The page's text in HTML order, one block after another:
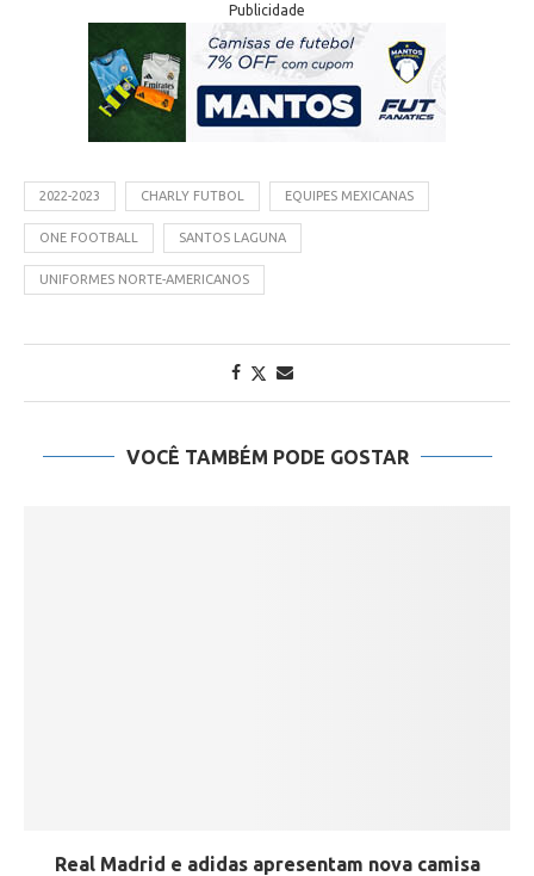
Publicidade
2022-2023 CHARLY FUTBOL EQUIPES MEXICANAS
ONE FOOTBALL SANTOS LAGUNA
UNIFORMES NORTE-AMERICANOS
VOCÊ TAMBÉM PODE GOSTAR
Real Madrid e adidas apresentam nova camisa